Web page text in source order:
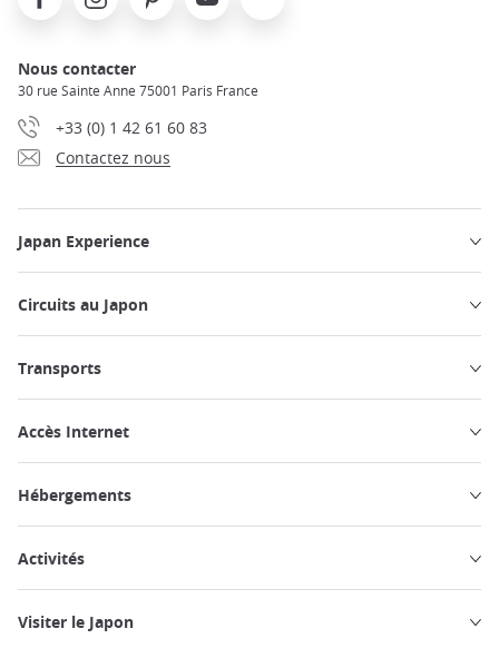
Nous contacter
30 rue Sainte Anne 75001 Paris France
+33 (0) 1 42 61 60 83
Contactez nous
Japan Experience
Circuits au Japon
Transports
Accès Internet
Hébergements
Activités
Visiter le Japon